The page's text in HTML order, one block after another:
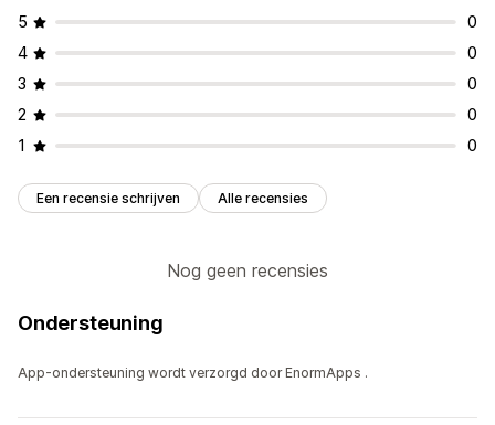
5
0
4
0
3
0
2
0
1
0
Een recensie schrijven Alle recensies
Nog geen recensies
Ondersteuning
App-ondersteuning wordt verzorgd door EnormApps .